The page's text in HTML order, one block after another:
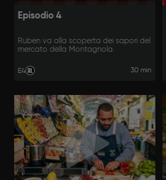
Episodio 4
Ruben va alla scoperta dei sapori del
mercato della Montagnola.
E4 30 min